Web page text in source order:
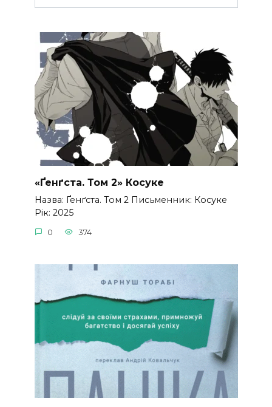
«Ґенґста. Том 2» Косуке
Назва: Ґенґста. Том 2 Письменник: Косуке
Рік: 2025
0 374